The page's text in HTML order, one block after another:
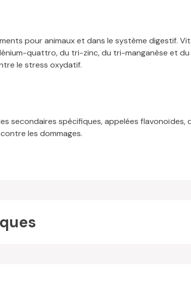
pour animaux et dans le système digestif.
quattro, du tri-zinc, du tri-manganèse et
le stress oxydatif.
secondaires spécifiques, appelées
les dommages.